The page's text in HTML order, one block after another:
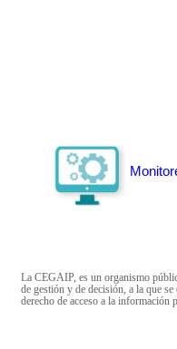
La CEGAIP, es un organismo
de gestión y de decisión, a la que
derecho de acceso a la información